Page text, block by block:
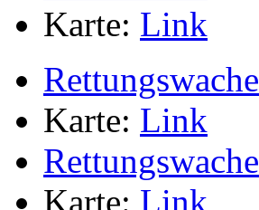
Karte: Link
Rettungswache
Karte: Link
Rettungswache
Karte: Link